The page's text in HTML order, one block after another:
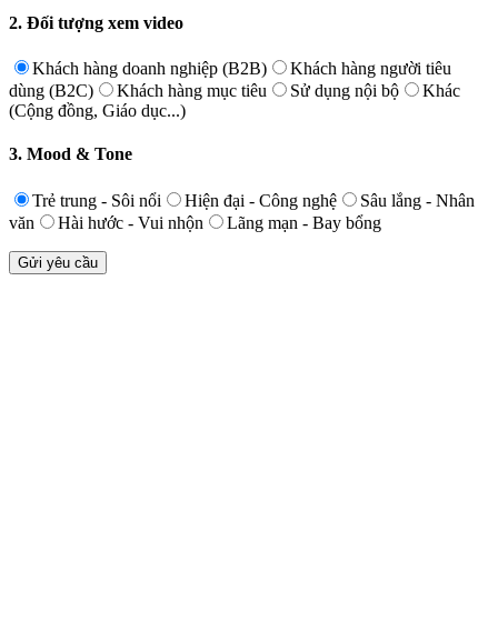
2. Đối tượng xem video
Khách hàng doanh nghiệp (B2B)
Khách hàng người tiêu
dùng (B2C)
Khách hàng mục tiêu Sử dụng nội bộ
Khác
(Cộng đồng, Giáo dục...)
3. Mood & Tone
Trẻ trung - Sôi nổi Hiện đại - Công nghệ
Sâu lắng - Nhân
văn
Hài hước - Vui nhộn Lãng mạn - Bay bổng